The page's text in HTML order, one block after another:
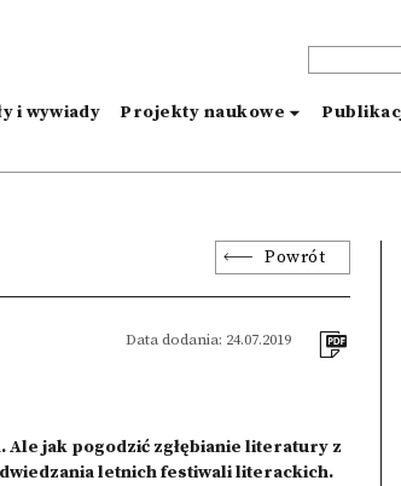
i wywiady Projekty naukowe
Powrót
Data dodania: 24.07.2019
jak pogodzić zgłębianie literatury z
letnich festiwali literackich.